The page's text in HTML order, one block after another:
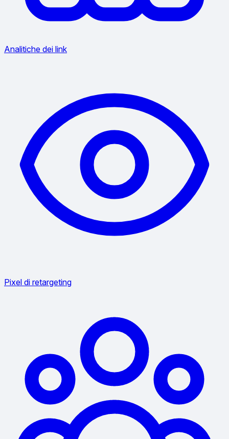
Analitiche dei link
Pixel di retargeting